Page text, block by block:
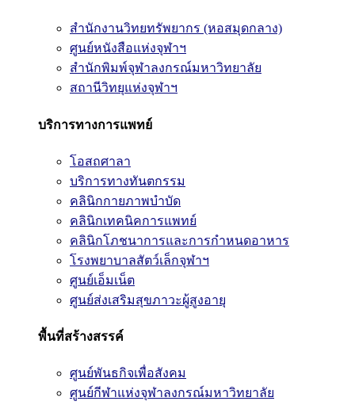
สำนักงานวิทยทรัพยากร (หอสมุดกลาง)
ศูนย์หนังสือแห่งจุฬาฯ
สำนักพิมพ์จุฬาลงกรณ์มหาวิทยาลัย
สถานีวิทยุแห่งจุฬาฯ
บริการทางการแพทย์
โอสถศาลา
บริการทางทันตกรรม
คลินิกกายภาพบำบัด
คลินิกเทคนิคการแพทย์
คลินิกโภชนาการและการกำหนดอาหาร
โรงพยาบาลสัตว์เล็กจุฬาฯ
ศูนย์เอ็มเน็ต
ศูนย์ส่งเสริมสุขภาวะผู้สูงอายุ
พื้นที่สร้างสรรค์
ศูนย์พันธกิจเพื่อสังคม
ศูนย์กีฬาแห่งจุฬาลงกรณ์มหาวิทยาลัย